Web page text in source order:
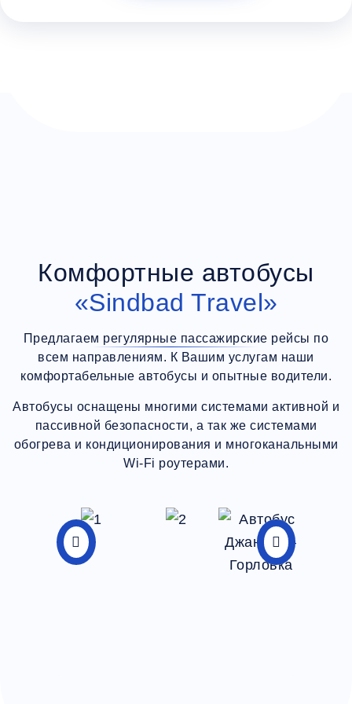
Комфортные автобусы
«Sindbad Travel»
Предлагаем регулярные пассажирские рейсы по
всем направлениям. К Вашим услугам наши
комфортабельные автобусы и опытные водители.
Автобусы оснащены многими системами активной и
пассивной безопасности, а так же системами
обогрева и кондиционирования и многоканальными
Wi-Fi роутерами.